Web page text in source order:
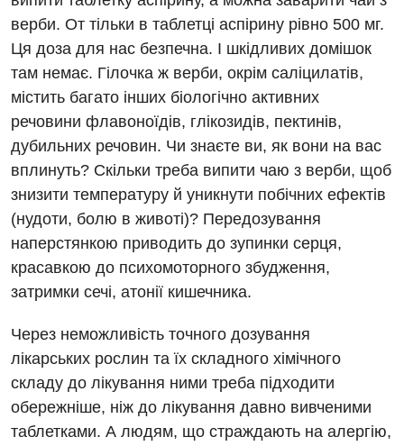
Відділення інтенсивної терапії
Відділення кардіосудинної патології та неврології
Відділення невідкладних станів
Гастроентерологія
Гематологія
Гінекологічне відділення
Денний стаціонар
Дерматовенерологія
Ендокринологія
Кардіологія
Кардіохірургія
Швидка медична допомога
верби. От тільки в таблетці аспірину рівно 500 мг.
Ця доза для нас безпечна. І шкідливих домішок
там немає. Гілочка ж верби, окрім саліцилатів,
містить багато інших біологічно активних
речовини флавоноїдів, глікозидів, пектинів,
дубильних речовин. Чи знаєте ви, як вони на вас
вплинуть? Скільки треба випити чаю з верби, щоб
знизити температуру й уникнути побічних ефектів
(нудоти, болю в животі)? Передозування
наперстянкою приводить до зупинки серця,
красавкою до психомоторного збудження,
затримки сечі, атонії кишечника.
Через неможливість точного дозування
лікарських рослин та їх складного хімічного
складу до лікування ними треба підходити
обережніше, ніж до лікування давно вивченими
таблетками. А людям, що страждають на алергію,